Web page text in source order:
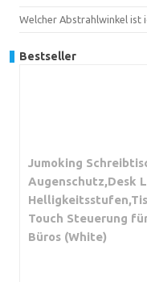
Welcher Abstrahlwinkel ist
Bestseller
Jumoking
Augenschutz,Desk
Touch Steuerung
Büros (White)